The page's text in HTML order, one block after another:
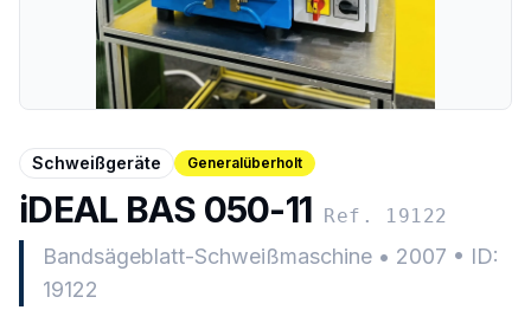
Schweißgeräte Generalüberholt
iDEAL BAS 050-11 Ref. 19122
Bandsägeblatt-Schweißmaschine • 2007 • ID:
19122